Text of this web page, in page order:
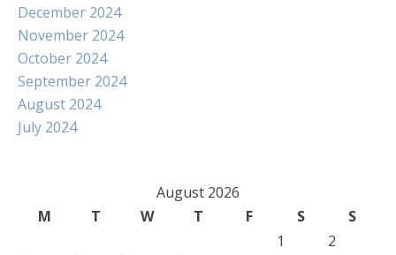
December 2024
November 2024
October 2024
September 2024
August 2024
July 2024
August 2026
M
T W T F S
S
1
2